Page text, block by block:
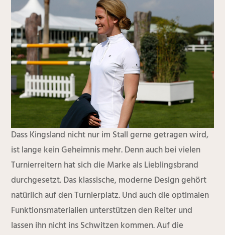
Dass Kingsland nicht nur im Stall gerne getragen wird,
ist lange kein Geheimnis mehr. Denn auch bei vielen
Turnierreitern hat sich die Marke als Lieblingsbrand
durchgesetzt. Das klassische, moderne Design gehört
natürlich auf den Turnierplatz. Und auch die optimalen
Funktionsmaterialien unterstützen den Reiter und
lassen ihn nicht ins Schwitzen kommen. Auf die